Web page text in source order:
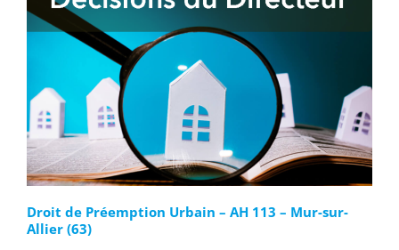
Droit de Préemption Urbain – AH 113 – Mur-sur-
Allier (63)